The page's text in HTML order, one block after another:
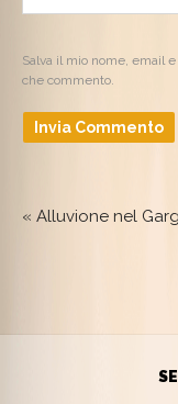
Salva il mio nome, email
che commento.
« Alluvione nel